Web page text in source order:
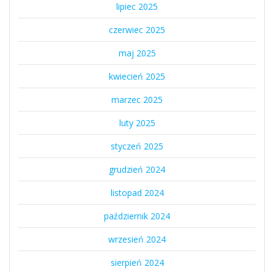
lipiec 2025
czerwiec 2025
maj 2025
kwiecień 2025
marzec 2025
luty 2025
styczeń 2025
grudzień 2024
listopad 2024
październik 2024
wrzesień 2024
sierpień 2024